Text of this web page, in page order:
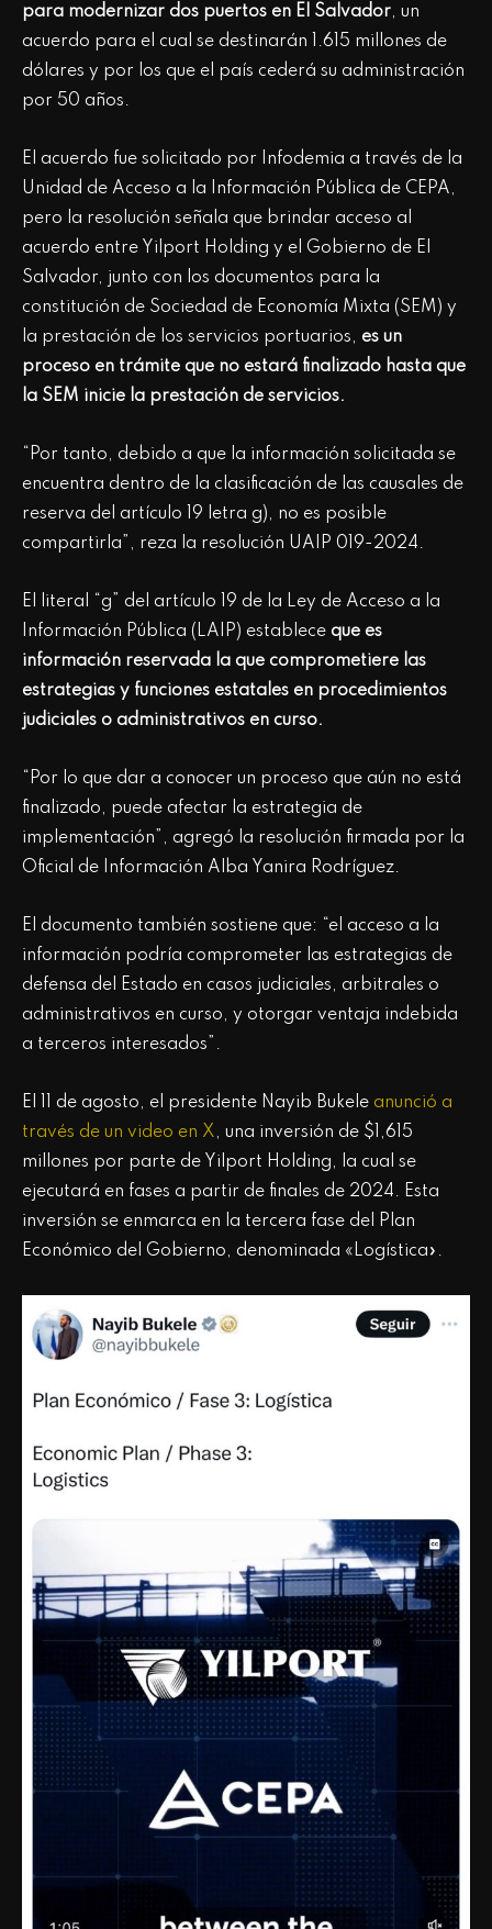
para modernizar dos puertos en El Salvador, un
acuerdo para el cual se destinarán 1.615 millones de
dólares y por los que el país cederá su administración
por 50 años.
El acuerdo fue solicitado por Infodemia a través de la
Unidad de Acceso a la Información Pública de CEPA,
pero la resolución señala que brindar acceso al
acuerdo entre Yilport Holding y el Gobierno de El
Salvador, junto con los documentos para la
constitución de Sociedad de Economía Mixta (SEM) y
la prestación de los servicios portuarios, es un
proceso en trámite que no estará finalizado hasta que
la SEM inicie la prestación de servicios.
“Por tanto, debido a que la información solicitada se
encuentra dentro de la clasificación de las causales de
reserva del artículo 19 letra g), no es posible
compartirla”, reza la resolución UAIP 019-2024.
El literal “g” del artículo 19 de la Ley de Acceso a la
Información Pública (LAIP) establece que es
información reservada la que comprometiere las
estrategias y funciones estatales en procedimientos
judiciales o administrativos en curso.
“Por lo que dar a conocer un proceso que aún no está
finalizado, puede afectar la estrategia de
implementación”, agregó la resolución firmada por la
Oficial de Información Alba Yanira Rodríguez.
El documento también sostiene que: “el acceso a la
información podría comprometer las estrategias de
defensa del Estado en casos judiciales, arbitrales o
administrativos en curso, y otorgar ventaja indebida
a terceros interesados”.
El 11 de agosto, el presidente Nayib Bukele anunció a
través de un video en X, una inversión de $1,615
millones por parte de Yilport Holding, la cual se
ejecutará en fases a partir de finales de 2024. Esta
inversión se enmarca en la tercera fase del Plan
Económico del Gobierno, denominada «Logística».